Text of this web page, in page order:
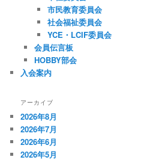
市民教育委員会
社会福祉委員会
YCE・LCIF委員会
会員伝言板
HOBBY部会
入会案内
アーカイブ
2026年8月
2026年7月
2026年6月
2026年5月